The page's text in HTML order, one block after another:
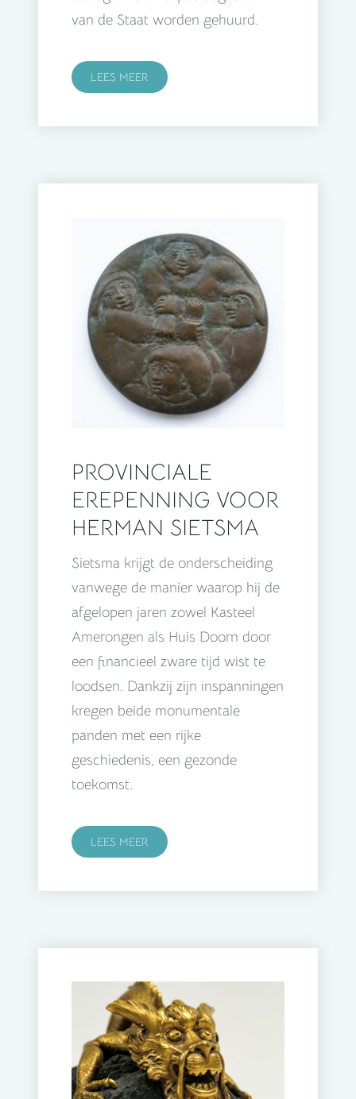
van de Staat worden gehuurd.
LEES MEER
PROVINCIALE
EREPENNING VOOR
HERMAN SIETSMA
Sietsma krijgt de onderscheiding
vanwege de manier waarop hij de
afgelopen jaren zowel Kasteel
Amerongen als Huis Doorn door
een financieel zware tijd wist te
loodsen. Dankzij zijn inspanningen
kregen beide monumentale
panden met een rijke
geschiedenis, een gezonde
toekomst.
LEES MEER